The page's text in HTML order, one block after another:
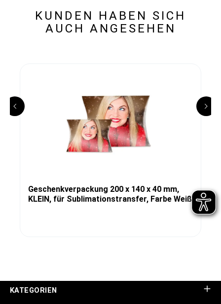
KUNDEN HABEN SICH
AUCH ANGESEHEN
Geschenkverpackung 200 x 140 x 40 mm,
KLEIN, für Sublimationstransfer, Farbe Weiß
KATEGORIEN